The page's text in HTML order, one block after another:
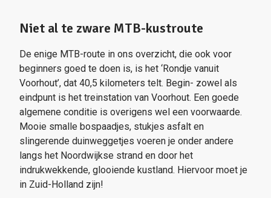
Niet al te zware MTB-kustroute
De enige MTB-route in ons overzicht, die ook voor
beginners goed te doen is, is het ‘Rondje vanuit
Voorhout’, dat 40,5 kilometers telt. Begin- zowel als
eindpunt is het treinstation van Voorhout. Een goede
algemene conditie is overigens wel een voorwaarde.
Mooie smalle bospaadjes, stukjes asfalt en
slingerende duinweggetjes voeren je onder andere
langs het Noordwijkse strand en door het
indrukwekkende, glooiende kustland. Hiervoor moet je
in Zuid-Holland zijn!